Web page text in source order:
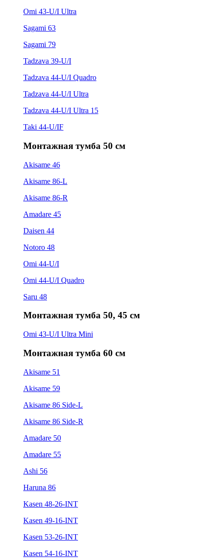
Omi 43-U/I Ultra
Sagami 63
Sagami 79
Tadzava 39-U/I
Tadzava 44-U/I Quadro
Tadzava 44-U/I Ultra
Tadzava 44-U/I Ultra 15
Taki 44-U/IF
Монтажная тумба 50 см
Akisame 46
Akisame 86-L
Akisame 86-R
Amadare 45
Daisen 44
Notoro 48
Omi 44-U/I
Omi 44-U/I Quadro
Saru 48
Монтажная тумба 50, 45 см
Omi 43-U/I Ultra Mini
Монтажная тумба 60 см
Akisame 51
Akisame 59
Akisame 86 Side-L
Akisame 86 Side-R
Amadare 50
Amadare 55
Ashi 56
Haruna 86
Kasen 48-26-INT
Kasen 49-16-INT
Kasen 53-26-INT
Kasen 54-16-INT